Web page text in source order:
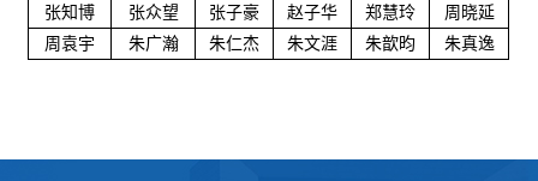
张知博
张众望 张子豪 赵子华 郑慧玲
周晓延
周袁宇
朱广瀚 朱仁杰 朱文涯 朱歆昀 朱真逸